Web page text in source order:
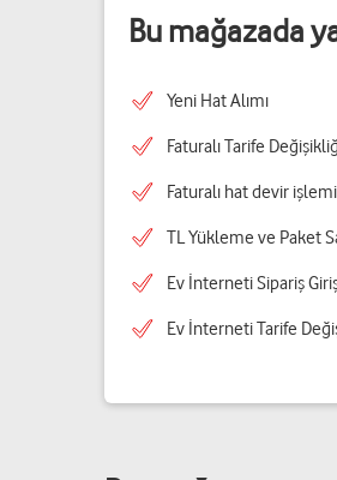
Bu mağazada
Yeni Hat Alımı
Faturalı Tarife
Faturalı hat devir işlemi
TL Yükleme ve Paket
Ev İnterneti Sipariş
Ev İnterneti Tarife